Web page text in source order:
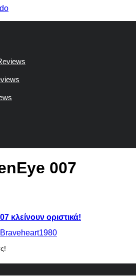
007
κλείνουν οριστικά!
Braveheart1980